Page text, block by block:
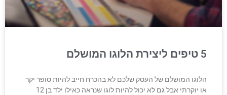
5 טיפים ליצירת הלוגו המושלם
הלוגו המושלם של העסק שלכם לא בהכרח חייב להיות סופר יקר
או יוקרתי אבל גם לא יכול להיות לוגו שנראה כאילו ילד בן 12